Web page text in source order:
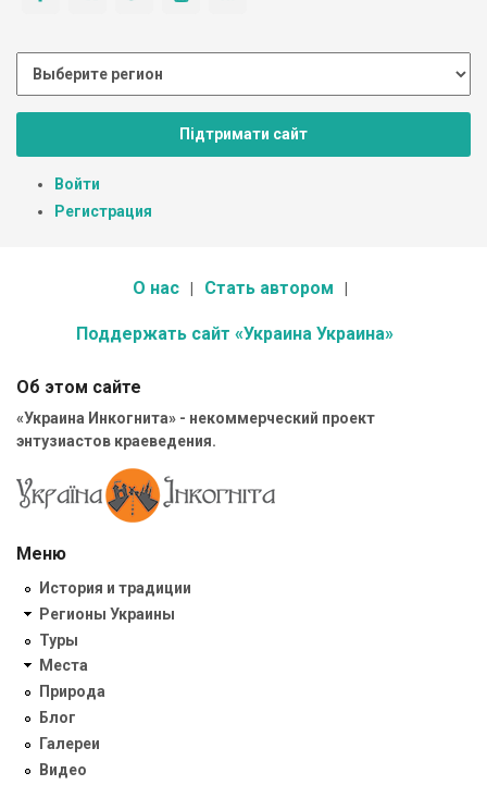
Підтримати сайт
Войти
Регистрация
О нас Стать автором
Поддержать сайт «Украина Украина»
Об этом сайте
«Украина Инкогнита» - некоммерческий проект
энтузиастов краеведения.
Меню
История и традиции
Регионы Украины
Туры
Места
Природа
Блог
Галереи
Видео